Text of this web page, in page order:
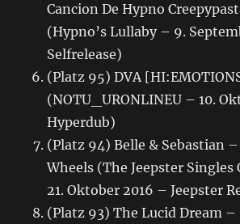
Cancion De Hypno
(Hypno’s Lullaby – 9.
Selfrelease)
(Platz 95) DVA
(NOTU_URONLINEU – 10.
Hyperdub)
(Platz 94) Belle & Sebastian –
Wheels (The Jeepster
21. Oktober 2016 – Jeepster
(Platz 93) The Lucid Dream –